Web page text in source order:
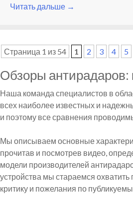
Читать дальше →
Страница 1 из 54 1 2 3 4 5
Обзоры антирадаров:
Наша команда специалистов в
всех наиболее известных и
и поэтому все сравнения
Мы описываем основные
прочитав и посмотрев видео,
модели производителей
устройства мы стараемся
критику и пожелания по